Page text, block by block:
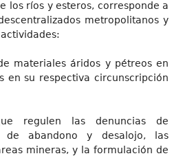
los ríos y esteros, corresponde a
metropolitanos y
materiales áridos y pétreos en
en su respectiva circunscripción
regulen las denuncias de
de abandono y desalojo, las
mineras, y la formulación de